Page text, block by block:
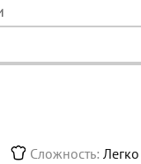
Сложность: Легко